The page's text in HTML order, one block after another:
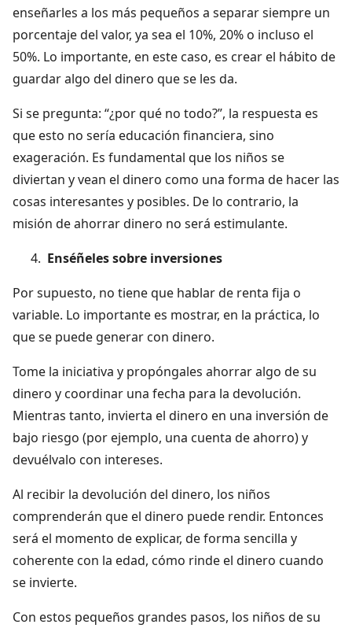
enseñarles a los más pequeños a separar siempre un
porcentaje del valor, ya sea el 10%, 20% o incluso el
50%. Lo importante, en este caso, es crear el hábito de
guardar algo del dinero que se les da.
Si se pregunta: “¿por qué no todo?”, la respuesta es
que esto no sería educación financiera, sino
exageración. Es fundamental que los niños se
diviertan y vean el dinero como una forma de hacer las
cosas interesantes y posibles. De lo contrario, la
misión de ahorrar dinero no será estimulante.
Enséñeles sobre inversiones
Por supuesto, no tiene que hablar de renta fija o
variable. Lo importante es mostrar, en la práctica, lo
que se puede generar con dinero.
Tome la iniciativa y propóngales ahorrar algo de su
dinero y coordinar una fecha para la devolución.
Mientras tanto, invierta el dinero en una inversión de
bajo riesgo (por ejemplo, una cuenta de ahorro) y
devuélvalo con intereses.
Al recibir la devolución del dinero, los niños
comprenderán que el dinero puede rendir. Entonces
será el momento de explicar, de forma sencilla y
coherente con la edad, cómo rinde el dinero cuando
se invierte.
Con estos pequeños grandes pasos, los niños de su